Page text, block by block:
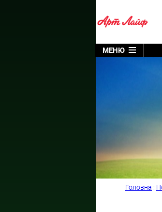
МЕНЮ
Головна :